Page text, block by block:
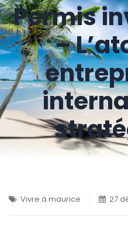
Permis
–
Vivre à maurice 27